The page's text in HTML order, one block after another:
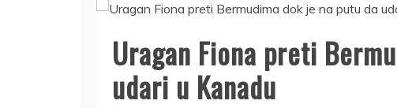
Uragan Fiona preti
udari u Kanadu